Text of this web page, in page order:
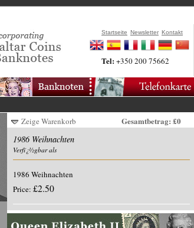
Startseite Newsletter Kontakt
Tel:+350 200 75662
Zeige Warenkorb
Gesamtbetrag: £0
1986 Weihnachten
Verfï¿½gbar als
1986 Weihnachten
Price: £2.50